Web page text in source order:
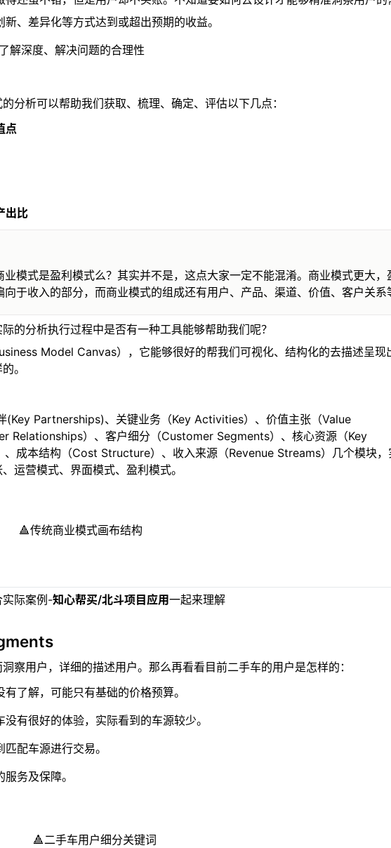
、差异化等方式达到或超出预期的收益。
解深度、解决问题的合理性
分析可以帮助我们获取、梳理、确定、评估以下几点：
点
出比
模式是盈利模式么？其实并不是，这点大家一定不能混淆。商业模式更大，
于收入的部分，而商业模式的组成还有用户、产品、渠道、价值、客户关系
的分析执行过程中是否有一种工具能够帮助我们呢？
Model Canvas），它能够很好的帮我们可视化、结构化的去描述呈现
。
(Key Partnerships)、关键业务（Key Activities）、价值主张（Value
Relationships）、客户细分（Customer Segments）、核心资源（Key
成本结构（Cost Structure）、收入来源（Revenue Streams）几个模块，
运营模式、界面模式、盈利模式。
                                                           🔺传统商业模式画布结构
实际案例-知心帮买/北斗项目应用一起来理解
察用户，详细的描述用户。那么再看看目前二手车的用户是怎样的：
了解，可能只有基础的价格预算。
有很好的体验，实际看到的车源较少。
配车源进行交易。
务及保障。
                                                               🔺二手车用户细分关键词